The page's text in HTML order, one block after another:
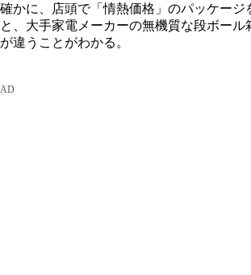
確かに、店頭で「情熱価格」のパッケージ
と、大手家電メーカーの無機質な段ボール
が違うことがわかる。